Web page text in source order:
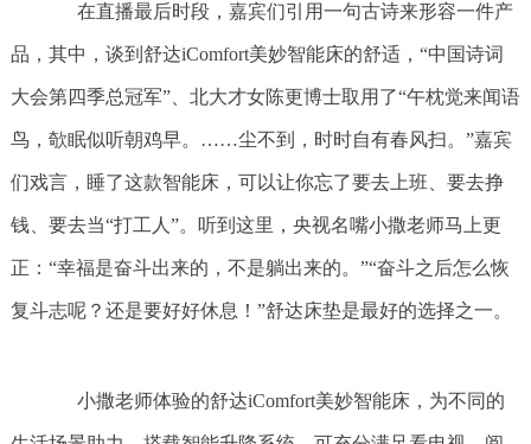
在直播最后时段，嘉宾们引用一句古诗来形容一件产
品，其中，谈到舒达iComfort美妙智能床的舒适，“中国诗词
大会第四季总冠军”、北大才女陈更博士取用了“午枕觉来闻语
鸟，欹眠似听朝鸡早。……尘不到，时时自有春风扫。”嘉宾
们戏言，睡了这款智能床，可以让你忘了要去上班、要去挣
钱、要去当“打工人”。听到这里，央视名嘴小撒老师马上更
正：“幸福是奋斗出来的，不是躺出来的。”“奋斗之后怎么恢
复斗志呢？还是要好好休息！”舒达床垫是最好的选择之一。
小撒老师体验的舒达iComfort美妙智能床，为不同的